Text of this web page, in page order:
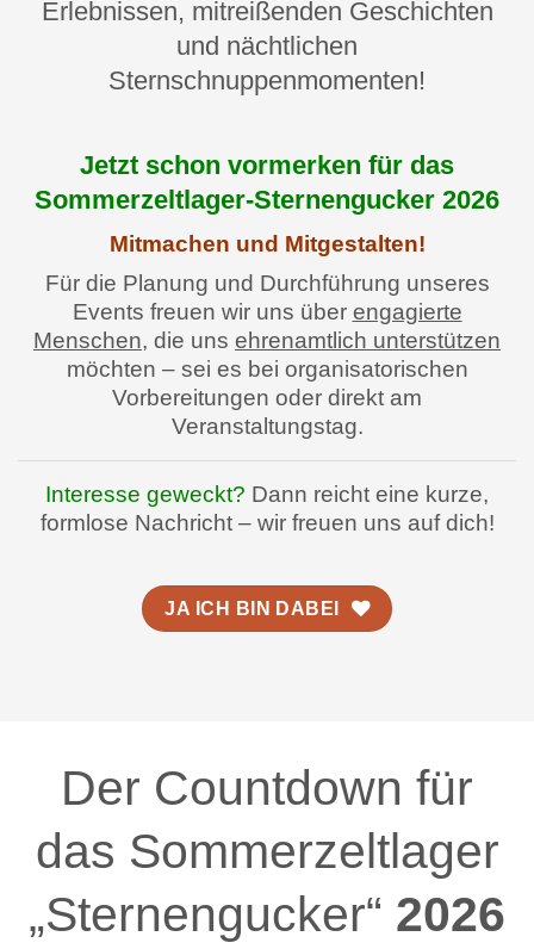
Erlebnissen, mitreißenden Geschichten
und nächtlichen
Sternschnuppenmomenten!
Jetzt schon vormerken für das
Sommerzeltlager-Sternengucker 2026
Mitmachen und Mitgestalten!
Für die Planung und Durchführung unseres
Events freuen wir uns über engagierte
Menschen, die uns ehrenamtlich unterstützen
möchten – sei es bei organisatorischen
Vorbereitungen oder direkt am
Veranstaltungstag.
Interesse geweckt? Dann reicht eine kurze,
formlose Nachricht – wir freuen uns auf dich!
JA ICH BIN DABEI
Der Countdown für
das Sommerzeltlager
„Sternengucker“ 2026